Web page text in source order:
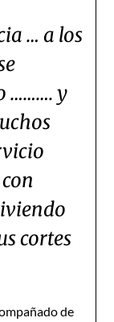
… a los
………. y
cortes
de